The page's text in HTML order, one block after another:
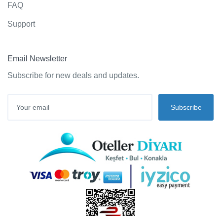
FAQ
Support
Email Newsletter
Subscribe for new deals and updates.
Subscribe